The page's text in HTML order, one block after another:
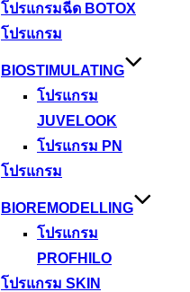
โปรแกรมฉีด BOTOX
โปรแกรม
BIOSTIMULATING
โปรแกรม
JUVELOOK
โปรแกรม PN
โปรแกรม
BIOREMODELLING
โปรแกรม
PROFHILO
โปรแกรม SKIN